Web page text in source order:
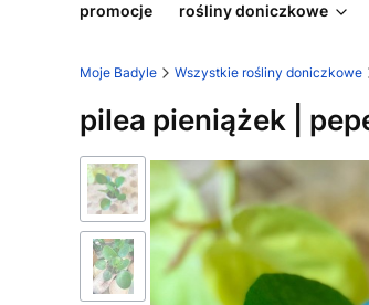
promocje rośliny doniczkowe
Moje Badyle Wszystkie rośliny doniczkowe
pilea pieniążek |